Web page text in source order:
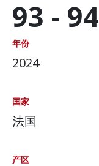
93 - 94
年份
2024
国家
法国
产区